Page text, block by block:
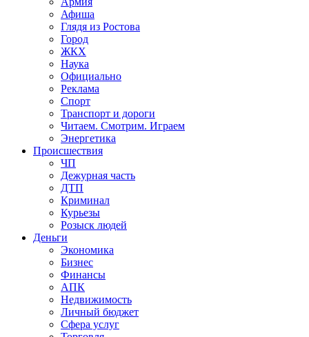
Афиша
Глядя из Ростова
Город
ЖКХ
Наука
Официально
Реклама
Спорт
Транспорт и дороги
Читаем. Смотрим. Играем
Энергетика
Происшествия
ЧП
Дежурная часть
ДТП
Криминал
Курьезы
Розыск людей
Деньги
Экономика
Бизнес
Финансы
АПК
Недвижимость
Личный бюджет
Сфера услуг